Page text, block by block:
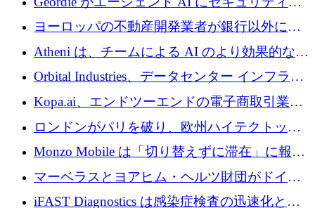
ガバナンスをもたらすために 3,000 万ドルを
ヨーロッパの不動産開発業者が銀行以外にも
目を向けているため、InRentoの資金調達額は
1億ユーロを突破
Atheni は、チームによる AI のより効果的な使
用を支援するために 35 万ポンドを確保
Orbital Industries、データセンター インフラス
トラクチャ システムの拡張に 5,000 万ドルを
確保
Kopa.ai、エンドツーエンドの電子商取引業務
用の AI エージェントを構築するために 200
万ユーロを調達
ロンドンがパリを破り、欧州ハイテクトップ
の座を奪還
Monzo Mobile は「切り替えずに滞在」に報酬
を与える
マーベラスとヨアヒム・ヘルツ財団がドイツ
の商業化ギャップを埋めるために2,000万ユー
iFAST Diagnostics は感染症検査の迅速化と抗